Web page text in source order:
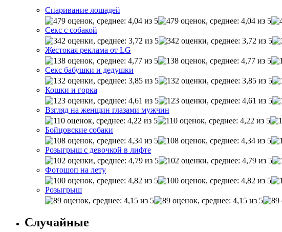
Спаривание лошадей
Секс с собакой
Жестокая реклама от LG
Секс бабушки и дедушки
Кошки и горка
Взгляд на женщин глазами мужчин
Бойцовские собаки
Розыгрыш с девочкой в лифте
Фотошоп на лету
Розыгрыш
Случайные